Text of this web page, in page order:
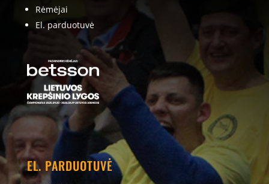
Rėmėjai
El. parduotuvė
EL. PARDUOTUVĖ